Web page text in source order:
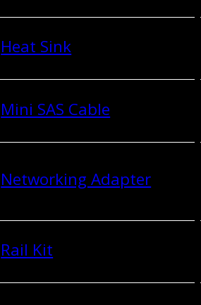
Heat Sink
Mini SAS Cable
Networking Adapter
Rail Kit